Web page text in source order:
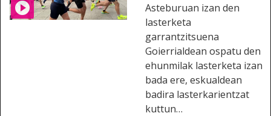
Asteburuan izan den
lasterketa
garrantzitsuena
Goierrialdean ospatu den
ehunmilak lasterketa izan
bada ere, eskualdean
badira lasterkarientzat
kuttun…